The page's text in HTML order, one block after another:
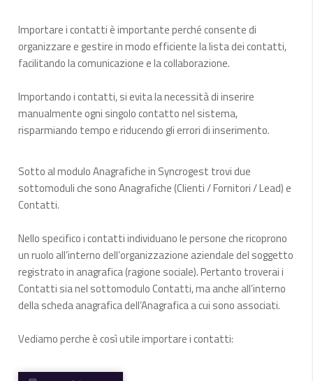
Importare i contatti è importante perché consente di
organizzare e gestire in modo efficiente la lista dei contatti,
facilitando la comunicazione e la collaborazione.
Importando i contatti, si evita la necessità di inserire
manualmente ogni singolo contatto nel sistema,
risparmiando tempo e riducendo gli errori di inserimento.
Sotto al modulo Anagrafiche in Syncrogest trovi due
sottomoduli che sono Anagrafiche (Clienti / Fornitori / Lead) e
Contatti.
Nello specifico i contatti individuano le persone che ricoprono
un ruolo all’interno dell’organizzazione aziendale del soggetto
registrato in anagrafica (ragione sociale). Pertanto troverai i
Contatti sia nel sottomodulo Contatti, ma anche all’interno
della scheda anagrafica dell’Anagrafica a cui sono associati.
Vediamo perche è così utile importare i contatti: